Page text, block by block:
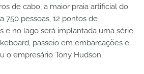
de cabo, a maior praia artificial do
750 pessoas, 12 pontos de
e no lago será implantada uma série
passeio em embarcações e
o empresário Tony Hudson.